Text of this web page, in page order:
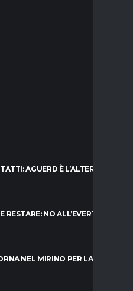
AGUERD È L’ALTERNATIVA
NO ALL’EVERTON
NEL MIRINO PER LA PORTA